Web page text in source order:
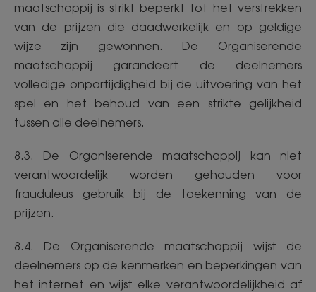
maatschappij is strikt beperkt tot het verstrekken
van de prijzen die daadwerkelijk en op geldige
wijze zijn gewonnen. De Organiserende
maatschappij garandeert de deelnemers
volledige onpartijdigheid bij de uitvoering van het
spel en het behoud van een strikte gelijkheid
tussen alle deelnemers.
8.3. De Organiserende maatschappij kan niet
verantwoordelijk worden gehouden voor
frauduleus gebruik bij de toekenning van de
prijzen.
8.4. De Organiserende maatschappij wijst de
deelnemers op de kenmerken en beperkingen van
het internet en wijst elke verantwoordelijkheid af